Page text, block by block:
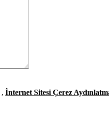
, İnternet Sitesi Çerez